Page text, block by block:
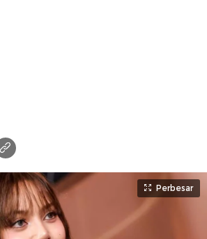
Perbesar